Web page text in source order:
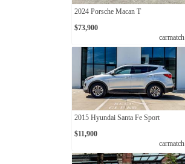
2024 Porsche Macan T
$73,900
carmatch
2015 Hyundai Santa Fe Sport
$11,900
carmatch